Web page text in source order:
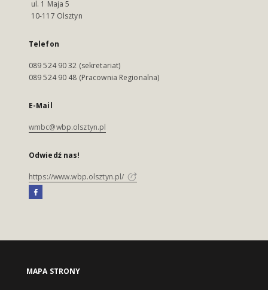
ul. 1 Maja 5
10-117 Olsztyn
Telefon
089 524 90 32 (sekretariat)
089 524 90 48 (Pracownia Regionalna)
E-Mail
wmbc@wbp.olsztyn.pl
Odwiedź nas!
https://www.wbp.olsztyn.pl/
MAPA STRONY